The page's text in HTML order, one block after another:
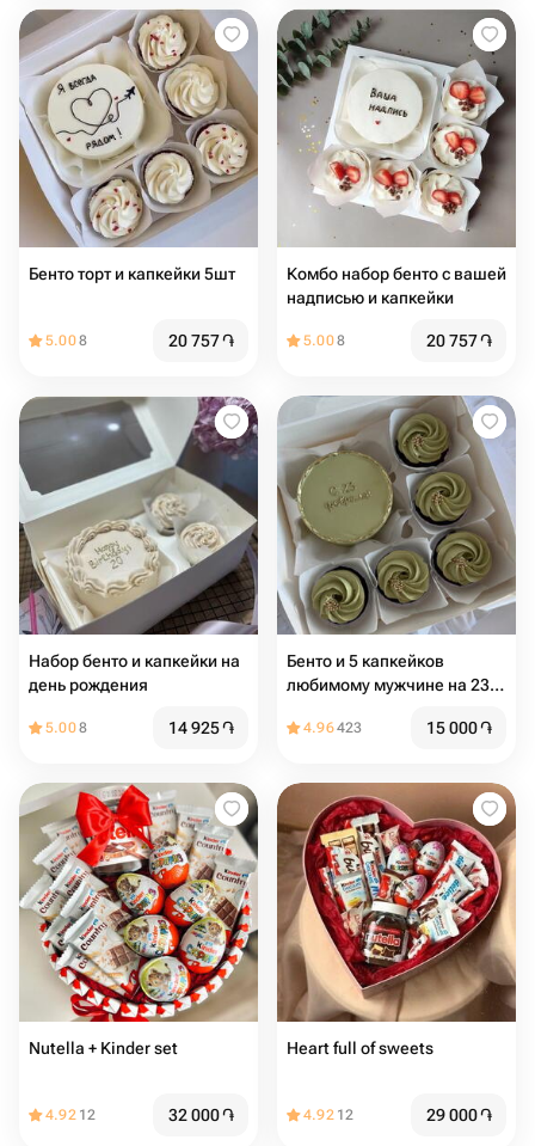
Бенто торт и капкейки 5шт
5.008 20 757֏
Комбо набор бенто с вашей
надписью и капкейки
5.008 20 757֏
Набор бенто и капкейки на
день рождения
5.008 14 925֏
Бенто и 5 капкейков
любимому мужчине на 23
4.96423 15 000֏
Nutella + Kinder set
4.92 12 32 000֏
Heart full of sweets
4.92 12 29 000֏